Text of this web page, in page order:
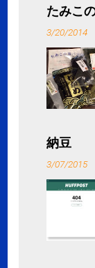
たみこ
3/20/2014
納豆
3/07/2015